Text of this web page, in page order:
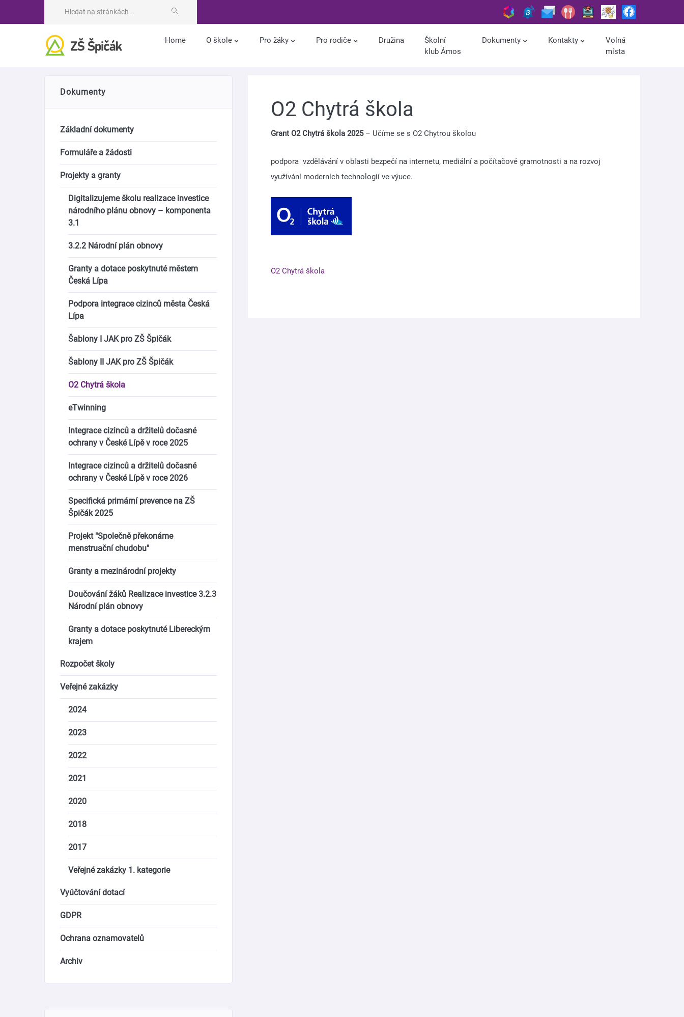
Home O škole Pro žáky Pro rodiče Družina
Školní
klub Ámos
Dokumenty Kontakty
Volná
místa
O2 Chytrá škola
Grant O2 Chytrá škola 2025– Učíme se s O2 Chytrou školou
​podpora vzdělávání v oblasti bezpečí na internetu, mediální a počítačové gramotnosti a na rozvoj
využívání moderních technologií ve výuce.
O2 Chytrá škola
Dokumenty
Základní dokumenty
Formuláře a žádosti
Projekty a granty
Digitalizujeme školu realizace investice
národního plánu obnovy – komponenta
3.1
3.2.2 Národní plán obnovy
Granty a dotace poskytnuté městem
Česká Lípa
Podpora integrace cizinců města Česká
Lípa
Šablony I JAK pro ZŠ Špičák
Šablony II JAK pro ZŠ Špičák
O2 Chytrá škola
eTwinning
Integrace cizinců a držitelů dočasné
ochrany v České Lípě v roce 2025
Integrace cizinců a držitelů dočasné
ochrany v České Lípě v roce 2026
Specifická primární prevence na ZŠ
Špičák 2025
Projekt "Společně překonáme
menstruační chudobu"
Granty a mezinárodní projekty
Doučování žáků Realizace investice 3.2.3
Národní plán obnovy
Granty a dotace poskytnuté Libereckým
krajem
Rozpočet školy
Veřejné zakázky
2024
2023
2022
2021
2020
2018
2017
Veřejné zakázky 1. kategorie
Vyúčtování dotací
GDPR
Ochrana oznamovatelů
Archiv